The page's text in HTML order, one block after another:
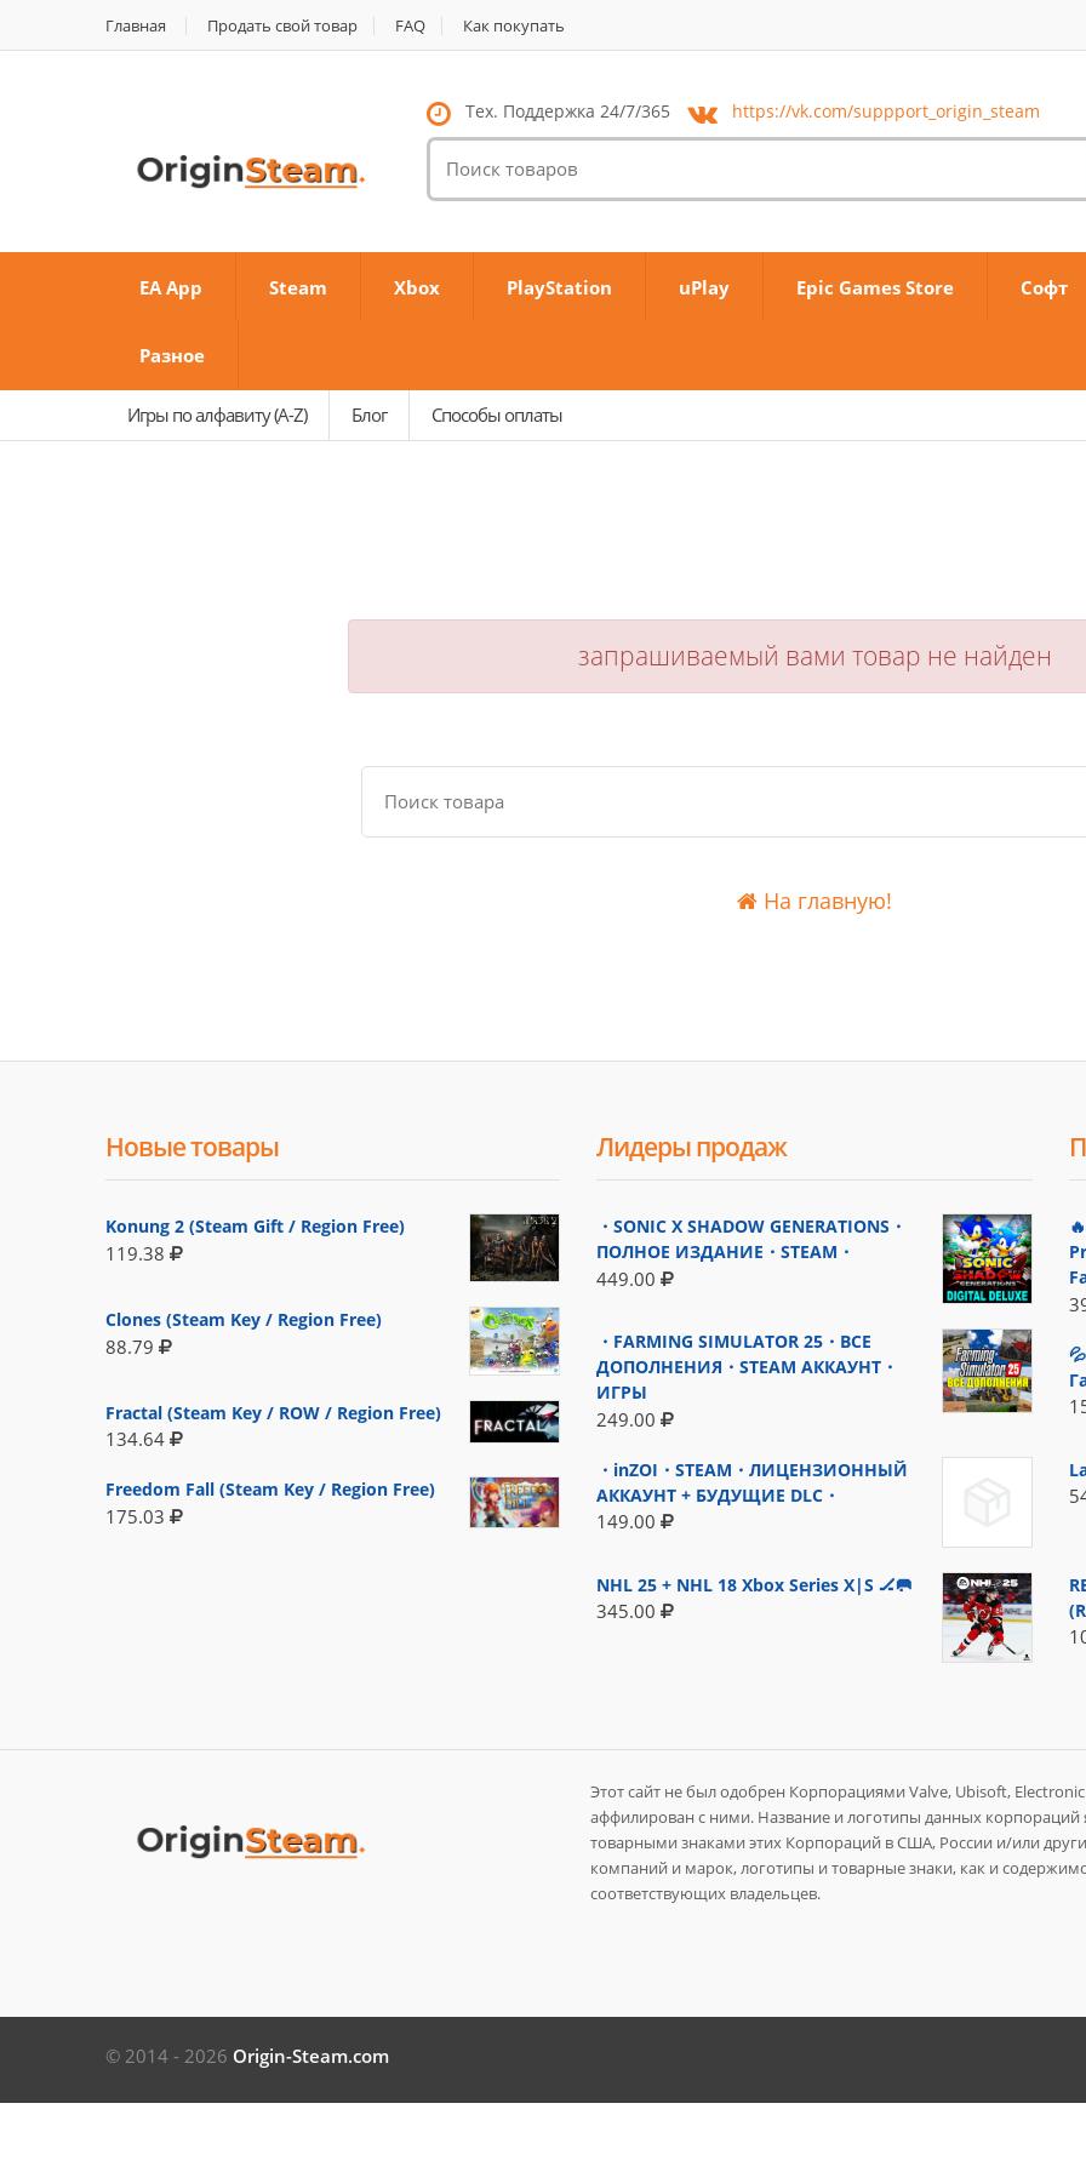
Главная Продать свой товар FAQ Как покупать
Тех. Поддержка 24/7/365 https://vk.com/suppport_origin_steam
Поиск
товаров:
EA App Steam Xbox PlayStation uPlay Epic Games Store Софт
Разное
Игры по алфавиту (A-Z) Блог Способы оплаты
запрашиваемый вами товар не найден
На главную!
Новые товары
Konung 2 (Steam Gift / Region Free)
119.38
Clones (Steam Key / Region Free)
88.79
Fractal (Steam Key / ROW / Region Free)
134.64
Freedom Fall (Steam Key / Region Free)
175.03
Лидеры продаж
・SONIC X SHADOW GENERATIONS・
ПОЛНОЕ ИЗДАНИЕ・STEAM・
449.00
・FARMING SIMULATOR 25・ВСЕ
ДОПОЛНЕНИЯ・STEAM АККАУНТ・
ИГРЫ
249.00
・inZOI・STEAM・ЛИЦЕНЗИОННЫЙ
АККАУНТ + БУДУЩИЕ DLC・
149.00
NHL 25 + NHL 18 Xbox Series X|S 🏒🥅
345.00
Этот сайт не был одобрен Корпорациями Valve, Ubisoft,
аффилирован с ними. Название и логотипы данных
товарными знаками этих Корпораций в США, России и/или
компаний и марок, логотипы и товарные знаки, как и
соответствующих владельцев.
© 2014 - 2026 Origin-Steam.com